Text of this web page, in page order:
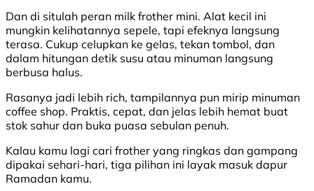
Dan di situlah peran milk frother mini. Alat kecil ini
mungkin kelihatannya sepele, tapi efeknya langsung
terasa. Cukup celupkan ke gelas, tekan tombol, dan
dalam hitungan detik susu atau minuman langsung
berbusa halus.
Rasanya jadi lebih rich, tampilannya pun mirip minuman
coffee shop. Praktis, cepat, dan jelas lebih hemat buat
stok sahur dan buka puasa sebulan penuh.
Kalau kamu lagi cari frother yang ringkas dan gampang
dipakai sehari-hari, tiga pilihan ini layak masuk dapur
Ramadan kamu.